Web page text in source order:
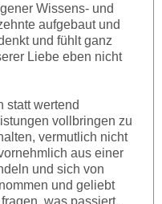
Wissens- und
aufgebaut und
und fühlt ganz
Liebe eben nicht
statt wertend
vollbringen zu
vermutlich nicht
aus einer
und sich von
und geliebt
was passiert,